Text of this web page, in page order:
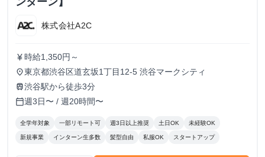
株式会社A2C
currency_yen 時給1,350円～
place東京都渋谷区道玄坂1丁目12-5 渋谷マークシティ
train渋谷駅から徒歩3分
calendar_today週3日〜 / 週20時間〜
全学年対象 一部リモート可 週3日以上推奨 土日OK 未経験OK
新規事業 インターン生多数 髪型自由 私服OK スタートアップ